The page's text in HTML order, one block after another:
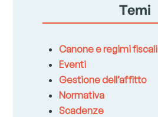
Temi
Canone e regimi fiscali
Eventi
Gestione dell’affitto
Normativa
Scadenze